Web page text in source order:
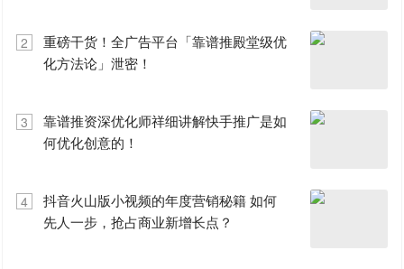
2
重磅干货！全广告平台「靠谱推殿堂级优
化方法论」泄密！
3
靠谱推资深优化师祥细讲解快手推广是如
何优化创意的！
4
抖音火山版小视频的年度营销秘籍 如何
先人一步，抢占商业新增长点？